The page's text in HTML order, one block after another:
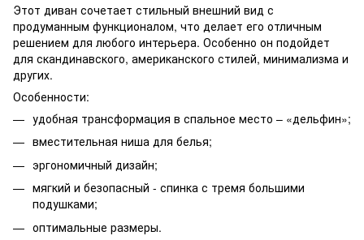
Этот диван сочетает стильный внешний вид с
продуманным функционалом, что делает его отличным
решением для любого интерьера. Особенно он подойдет
для скандинавского, американского стилей, минимализма и
других.
Особенности:
удобная трансформация в спальное место – «дельфин»;
вместительная ниша для белья;
эргономичный дизайн;
мягкий и безопасный - спинка с тремя большими
подушками;
оптимальные размеры.